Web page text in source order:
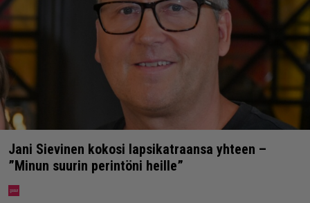
Jani Sievinen kokosi lapsikatraansa yhteen –
”Minun suurin perintöni heille”